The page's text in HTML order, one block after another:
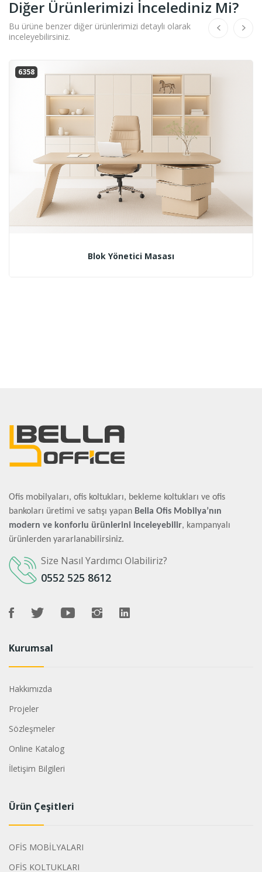
Diğer Ürünlerimizi İncelediniz Mi?
Bu ürüne benzer diğer ürünlerimizi detaylı olarak
inceleyebilirsiniz.
6358
Blok Yönetici Masası
Ofis mobilyaları, ofis koltukları, bekleme koltukları ve ofis
bankoları üretimi ve satışı yapan Bella Ofis Mobilya’nın
modern ve konforlu ürünlerini inceleyebilir, kampanyalı
ürünlerden yararlanabilirsiniz.
Size Nasıl Yardımcı Olabiliriz?
0552 525 8612
Kurumsal
Hakkımızda
Projeler
Sözleşmeler
Online Katalog
İletişim Bilgileri
Ürün Çeşitleri
OFİS MOBİLYALARI
OFİS KOLTUKLARI